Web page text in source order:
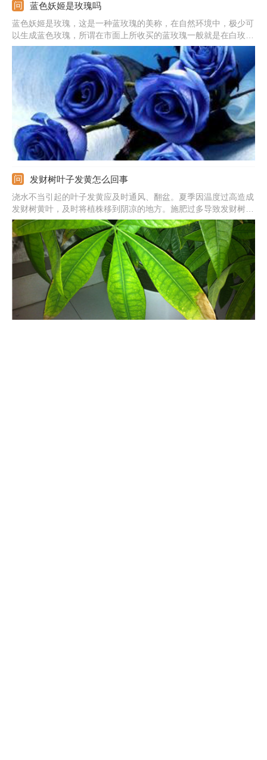
蓝色妖姬是玫瑰吗
蓝色妖姬是玫瑰，这是一种蓝玫瑰的美称，在自然环境中，极少可
以生成蓝色玫瑰，所谓在市面上所收买的蓝玫瑰一般就是在白玫瑰
成长初期，还未长成成熟花朵品种的时候，人工加上不易掉色的蓝
色染色剂染制而成。
发财树叶子发黄怎么回事
浇水不当引起的叶子发黄应及时通风、翻盆。夏季因温度过高造成
发财树黄叶，及时将植株移到阴凉的地方。施肥过多导致发财树根
部腐烂，将植株脱盆，清理腐烂的部分，换上新土，重新栽种。